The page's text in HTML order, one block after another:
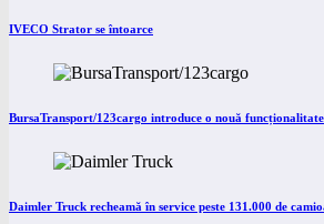
IVECO Strator se întoarce
BursaTransport/123cargo introduce o nouă funcționalitate
Daimler Truck recheamă în service peste 131.000 de